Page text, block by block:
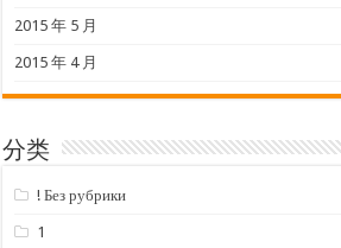
2015 年 5 月
2015 年 4 月
分类
! Без рубрики
1